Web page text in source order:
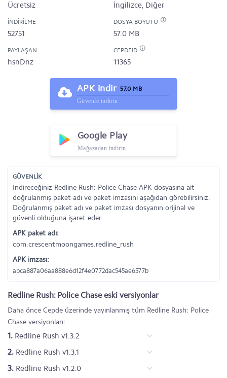
Ücretsiz İngilizce, Diğer
İNDIRILME
52751
DOSYA BOYUTU
57.0 MB
PAYLAŞAN
hsnDnz
CEPDEID
11365
APK indir 57.0 MB
Güvenle indirin
Google Play
Mağazadan indirin
GÜVENLİK
İndireceğiniz Redline Rush: Police Chase APK dosyasına ait
doğrulanmış paket adı ve paket imzasını aşağıdan görebilirsiniz.
Doğrulanmış paket adı ve paket imzası dosyanın orijinal ve
güvenli olduğuna işaret eder.
APK paket adı:
com.crescentmoongames.redline_rush
APK imzası:
abca887a06aa888e6d12f4e0772dac545ae6577b
Redline Rush: Police Chase eski versiyonlar
Daha önce Cepde üzerinde yayınlanmış tüm Redline Rush: Police
Chase versiyonları:
1. Redline Rush v1.3.2
2. Redline Rush v1.3.1
3. Redline Rush v1.2.0